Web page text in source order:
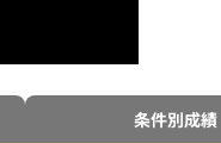
条件別成績